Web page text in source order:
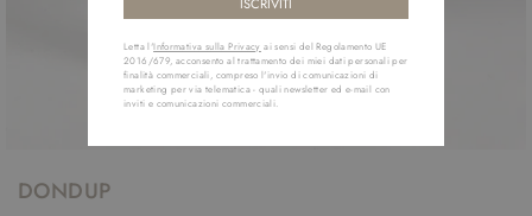
Letta l'Informativa sulla Privacy ai sensi del Regolamento UE
2016/679, acconsento al trattamento dei miei dati personali per
finalità commerciali, compreso l'invio di comunicazioni di
marketing per via telematica - quali newsletter ed e-mail con
inviti e comunicazioni commerciali.
DONDUP